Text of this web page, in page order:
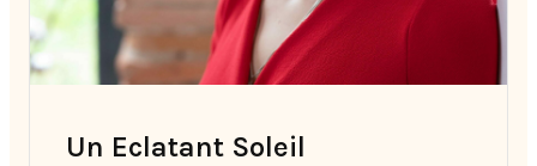
Un Eclatant Soleil